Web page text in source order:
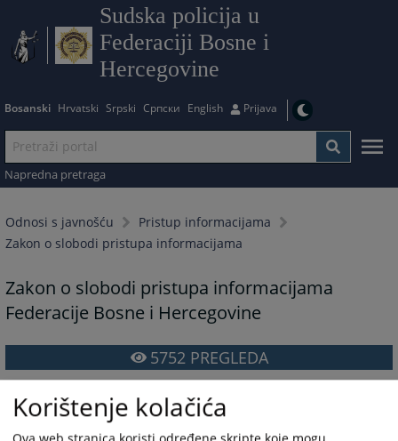
Sudska policija u
Federaciji Bosne i
Hercegovine
Bosanski Hrvatski Srpski Српски English Prijava
Napredna pretraga
Odnosi s javnošću
Pristup informacijama
Zakon o slobodi pristupa informacijama
Zakon o slobodi pristupa informacijama
Federacije Bosne i Hercegovine
5752 PREGLEDA
Korištenje kolačića